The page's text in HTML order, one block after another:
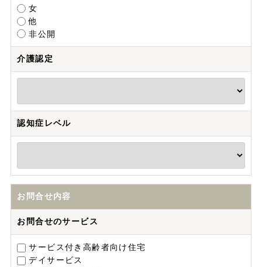
女
他
非公開
介護認定
認知症レベル
お問合せ内容
お問合せのサービス
サービス付き高齢者向け住宅
デイサービス